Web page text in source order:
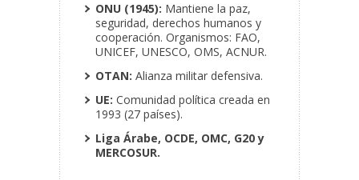
ONU (1945): Mantiene la paz,
seguridad, derechos humanos y
cooperación. Organismos: FAO,
UNICEF, UNESCO, OMS, ACNUR.
OTAN: Alianza militar defensiva.
UE: Comunidad política creada en
1993 (27 países).
Liga Árabe, OCDE, OMC, G20 y
MERCOSUR.